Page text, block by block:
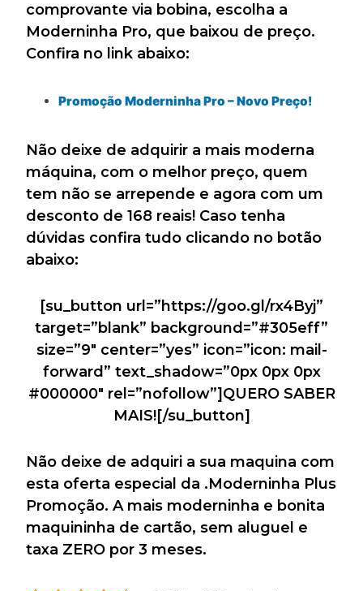
comprovante via bobina, escolha a
Moderninha Pro, que baixou de preço.
Confira no link abaixo:
Promoção Moderninha Pro – Novo Preço!
Não deixe de adquirir a mais moderna
máquina, com o melhor preço, quem
tem não se arrepende e agora com um
desconto de 168 reais! Caso tenha
dúvidas confira tudo clicando no botão
abaixo:
[su_button url=”https://goo.gl/rx4Byj”
target=”blank” background=”#305eff”
size=”9″ center=”yes” icon=”icon: mail-
forward” text_shadow=”0px 0px 0px
#000000″ rel=”nofollow”]QUERO SABER
MAIS![/su_button]
Não deixe de adquiri a sua maquina com
esta oferta especial da .Moderninha Plus
Promoção. A mais moderninha e bonita
maquininha de cartão, sem aluguel e
taxa ZERO por 3 meses.